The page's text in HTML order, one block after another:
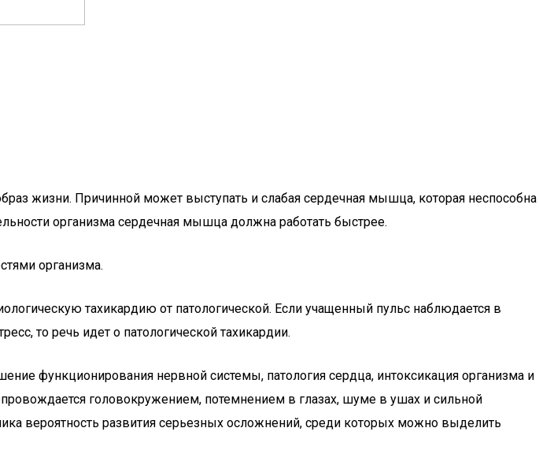
жизни. Причинной может выступать и слабая сердечная мышца, которая неспособна
организма сердечная мышца должна работать быстрее.
организма.
тахикардию от патологической. Если учащенный пульс наблюдается в
то речь идет о патологической тахикардии.
функционирования нервной системы, патология сердца, интоксикация организма и
головокружением, потемнением в глазах, шуме в ушах и сильной
вероятность развития серьезных осложнений, среди которых можно выделить